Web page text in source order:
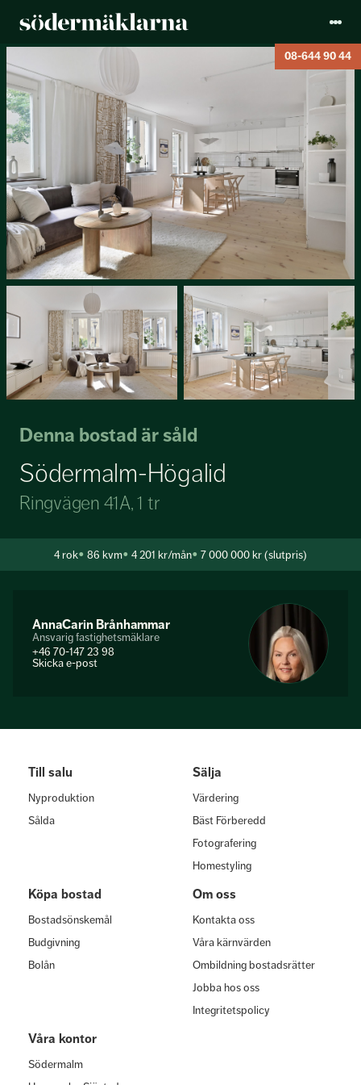
08-644 90 44
Denna bostad är såld
Ringvägen 41A, 1 tr
Södermalm-Högalid
4rok 86 kvm 4 201 kr/mån 7 000 000 kr (slutpris)
AnnaCarin Brånhammar
Ansvarig fastighetsmäklare
+46 70-147 23 98
Skicka e-post
Till salu
Nyproduktion
Sålda
Sälja
Värdering
Bäst Förberedd
Fotografering
Homestyling
Köpa bostad
Bostadsönskemål
Budgivning
Bolån
Om oss
Kontakta oss
Våra kärnvärden
Ombildning bostadsrätter
Jobba hos oss
Integritetspolicy
Våra kontor
Södermalm